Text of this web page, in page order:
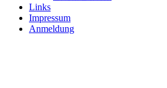
Links
Impressum
Anmeldung